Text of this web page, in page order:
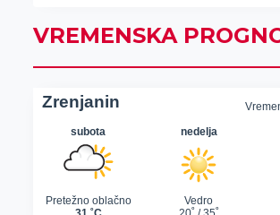
VREMENSKA